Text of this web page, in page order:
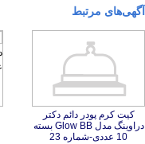
آگهی‌های مرتبط
کیت کرم پودر دائم دکتر
دراوینگ مدل Glow BB بسته
10 عددی-شماره 23